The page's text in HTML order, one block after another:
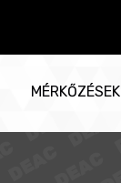
MÉRKŐZÉSEK